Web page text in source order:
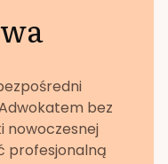
bez
nowoczesnej
profesjonalną